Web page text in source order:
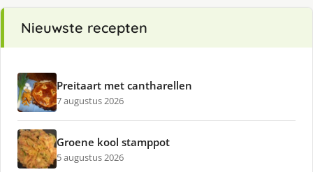
Nieuwste recepten
Preitaart met cantharellen
7 augustus 2026
Groene kool stamppot
5 augustus 2026